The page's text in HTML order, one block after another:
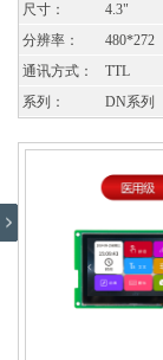
4.3"
尺寸：
480*272
分辨率：
TTL
通讯方式：
DN系列
系列：